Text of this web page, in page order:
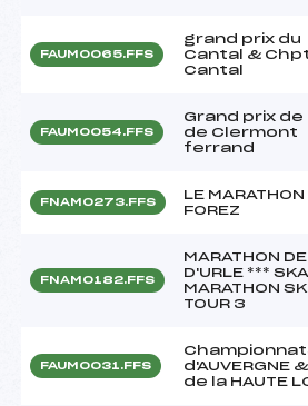
FAUM0065.FFS
grand prix du
Cantal &
Cantal
FAUM0054.FFS
Grand prix de
de Clermont
ferrand
FNAM0273.FFS
LE MARATHON
FOREZ
FNAM0182.FFS
MARATHON
D'URLE ***
MARATHON
TOUR 3
FAUM0031.FFS
d'AUVERGNE
de la HAUTE